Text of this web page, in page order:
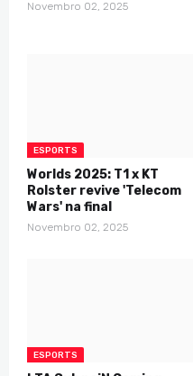
Novembro 02, 2025
ESPORTS
Worlds 2025: T1 x KT
Rolster revive 'Telecom
Wars' na final
Novembro 02, 2025
ESPORTS